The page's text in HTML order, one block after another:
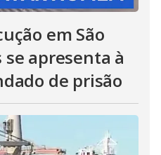
em São
se apresenta à
de prisão